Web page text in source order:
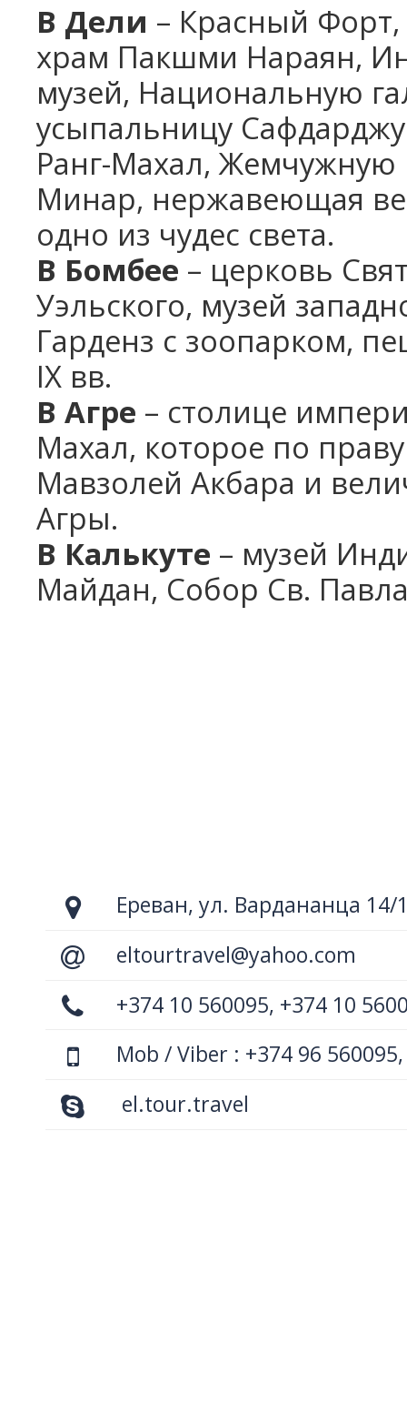
В Дели – Красный
храм Пакшми Нараян,
музей, Национальную
усыпальницу
Ранг-Махал, Жемчужную
Минар, нержавеющая
одно из чудес света.
В Бомбее – церковь
Уэльского, музей
Гарденз с зоопарком,
IX вв.
В Агре – столице
Махал, которое по
Мавзолей Акбара и
Агры.
В Калькуте – музей
Майдан, Собор Св.
Ереван, ул. Вардананца 14/
eltourtravel@yahoo.com
+374 10 560095, +374 10
Mob / Viber : +374 96
el.tour.travel